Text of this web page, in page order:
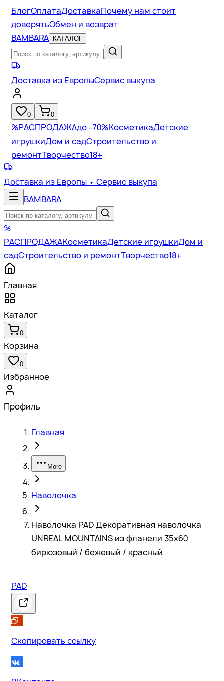
БлогОплатаДоставкаПочему нам стоит
доверятьОбмен и возврат
BAMBARA
КАТАЛОГ
Доставка из ЕвропыСервис выкупа
0 0
%РАСПРОДАЖАдо -70%КосметикаДетские
игрушкиДом и садСтроительство и
ремонтТворчество18+
Доставка из Европы • Сервис выкупа
BAMBARA
%
РАСПРОДАЖАКосметикаДетские игрушкиДом и
садСтроительство и ремонтТворчество18+
Главная
Каталог
0
Корзина
0
Избранное
Профиль
Главная
More
Наволочка
Наволочка PAD Декоративная наволочка
UNREAL MOUNTAINS из фланели 35x60
бирюзовый / бежевый / красный
PAD
Скопировать ссылку